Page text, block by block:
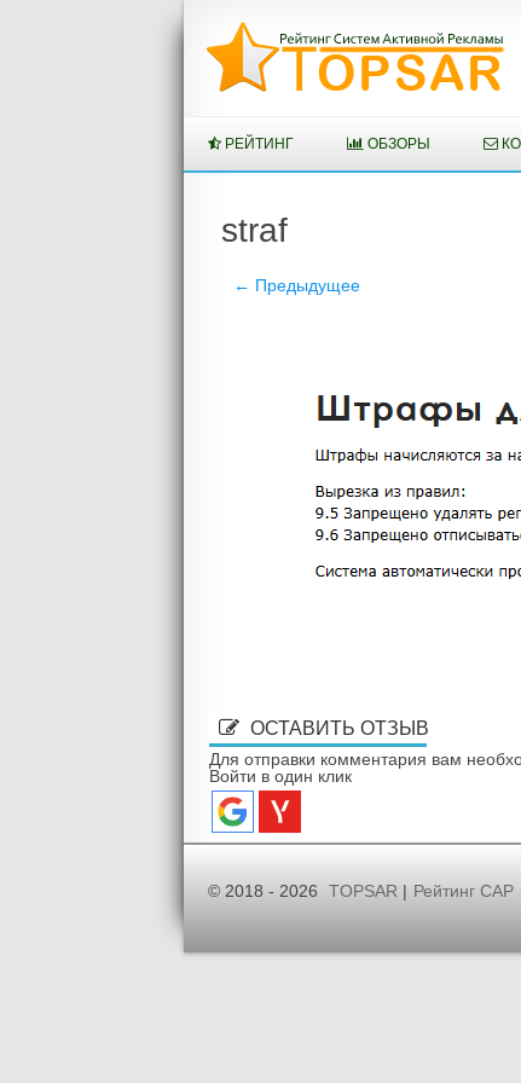
Перейти
к
содержимому
РЕЙТИНГ ОБЗОРЫ
straf
← Предыдущее
ОСТАВИТЬ ОТЗЫВ
Для отправки комментария вам
Войти в один клик
© 2018 - 2026 TOPSAR | Рейтинг САР